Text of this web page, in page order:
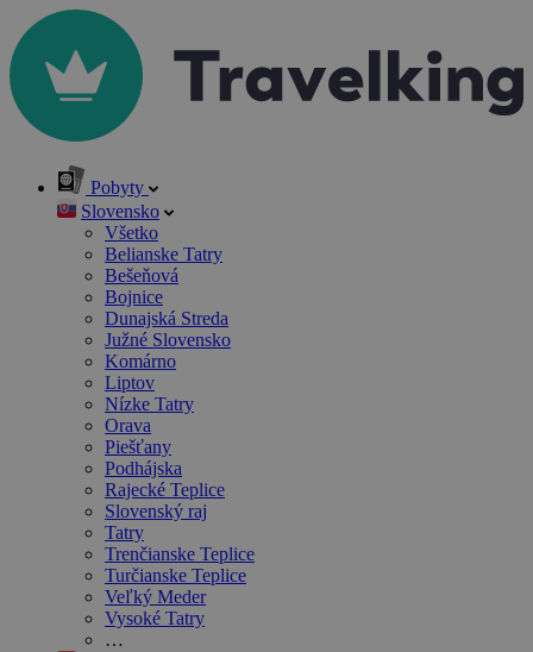
Pobyty
Slovensko
Všetko
Belianske Tatry
Bešeňová
Bojnice
Dunajská Streda
Južné Slovensko
Komárno
Liptov
Nízke Tatry
Orava
Piešťany
Podhájska
Rajecké Teplice
Slovenský raj
Tatry
Trenčianske Teplice
Turčianske Teplice
Veľký Meder
Vysoké Tatry
…